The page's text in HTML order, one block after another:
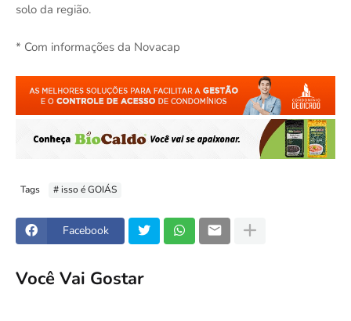
solo da região.
* Com informações da Novacap
Tags # isso é GOIÁS
Facebook
Você Vai Gostar